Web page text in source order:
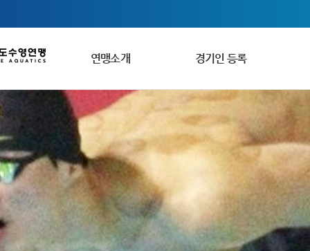
연맹소개 경기인 등록